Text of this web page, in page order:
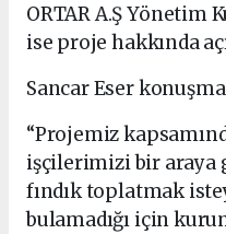
ORTAR A.Ş Yönetim
ise proje hakkında
Sancar Eser
“Projemiz
işçilerimizi bir araya
fındık toplatmak
bulamadığı için